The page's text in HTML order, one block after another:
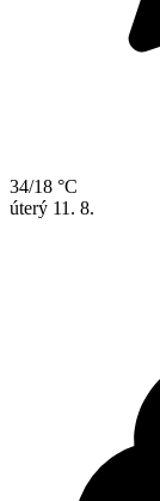
34/18 °C
úterý 11. 8.